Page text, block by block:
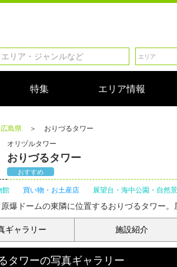
特集 エリア情報
広島県 ＞
おりづるタワー
オリヅルタワー
おりづるタワー
おすすめ
館 買い物・お土産店 展望台・海中公園・自然
爆ドームの東隣に位置するおりづるタワー
ギャラリー 施設紹介
タワーの写真ギャラリー